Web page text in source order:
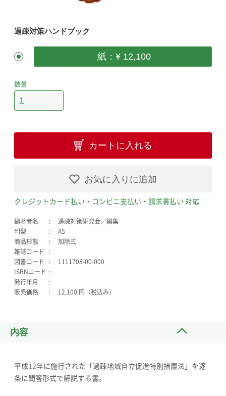
過疎対策ハンドブック
紙：¥ 12,100
数量
カートに入れる
お気に入りに追加
クレジットカード払い・コンビニ支払い・請求書払い 対応
編著者名
過疎対策研究会／編集
判型
A5
商品形態
加除式
雑誌コード
図書コード
1111708-00-000
ISBNコード
発行年月
販売価格
12,100 円（税込み）
内容
平成12年に施行された「過疎地域自立促進特別措置法」を逐
条に問答形式で解説する書。